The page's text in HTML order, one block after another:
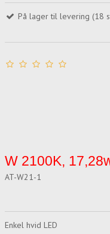
På lager til levering (18
W 2100K,
AT-W21-1
Enkel hvid LED